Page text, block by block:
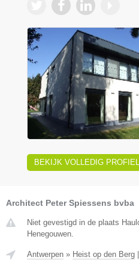
BEKIJK VOLLEDIG PROFIEL
Architect Peter Spiessens bvba
Niet gevestigd in de plaats
Henegouwen.
Antwerpen » Heist op den Berg